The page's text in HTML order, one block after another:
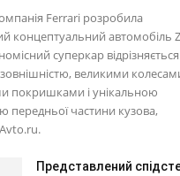
Ferrari розробила
концептуальний автомобіль
суперкар
великими
покришками і унікальною
передньої частини кузова,
Представлений